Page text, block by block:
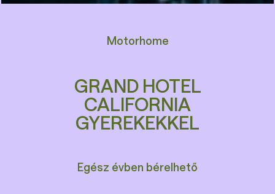
Motorhome
GRAND HOTEL
CALIFORNIA
GYEREKEKKEL
Egész évben bérelhető